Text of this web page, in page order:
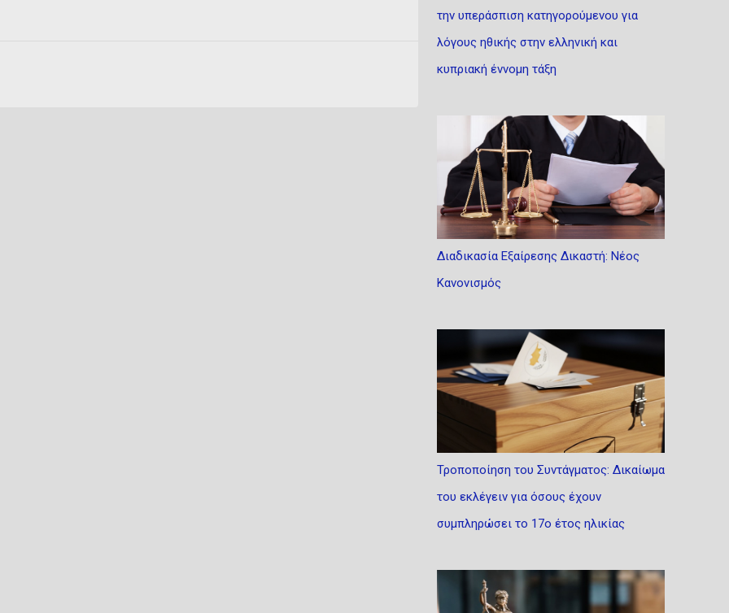
την υπεράσπιση κατηγορούμενου για
λόγους ηθικής στην ελληνική και
κυπριακή έννομη τάξη
Διαδικασία Εξαίρεσης Δικαστή: Νέος
Κανονισμός
Τροποποίηση του Συντάγματος: Δικαίωμα
του εκλέγειν για όσους έχουν
συμπληρώσει το 17ο έτος ηλικίας